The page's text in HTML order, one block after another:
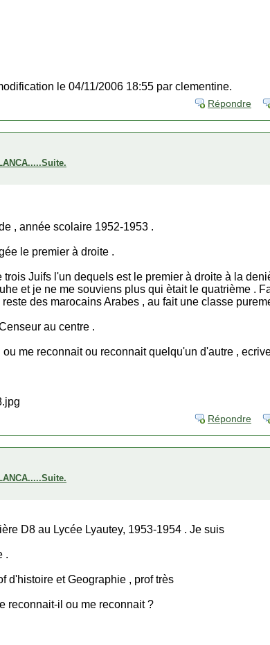
le 04/11/2006 18:55 par clementine.
Répondre
, année scolaire 1952-1953 .
le premier à droite .
trois Juifs l'un dequels est le premier à droite à la
et je ne me souviens plus qui ètait le quatrième .
des marocains Arabes , au fait une classe
au centre .
me reconnait ou reconnait quelqu'un d'autre ,
Répondre
D8 au Lycée Lyautey, 1953-1954 . Je suis
.
d'histoire et Geographie , prof très
reconnait-il ou me reconnait ?